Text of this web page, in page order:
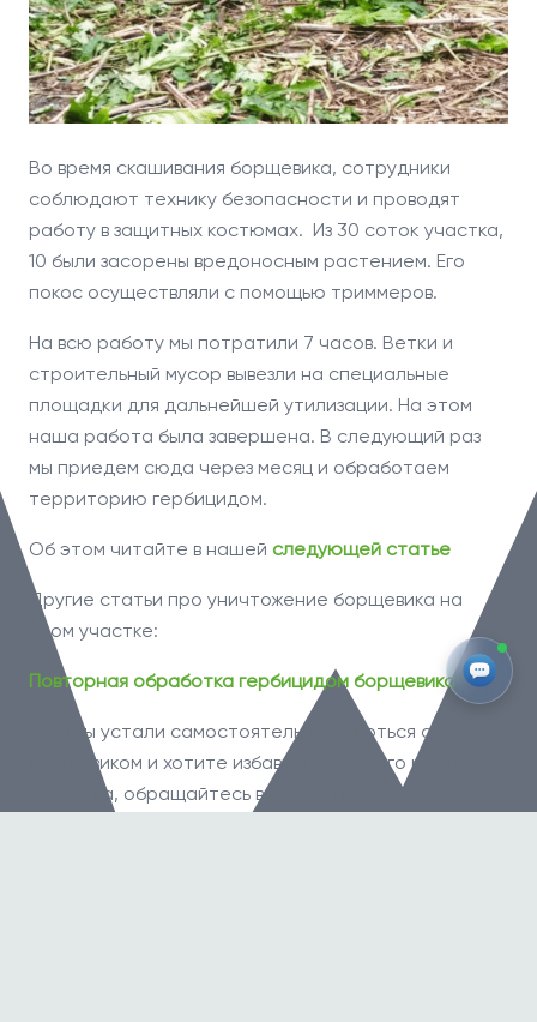
Во время скашивания борщевика, сотрудники
соблюдают технику безопасности и проводят
работу в защитных костюмах. Из 30 соток участка,
10 были засорены вредоносным растением. Его
покос осуществляли с помощью триммеров.
На всю работу мы потратили 7 часов. Ветки и
строительный мусор вывезли на специальные
площадки для дальнейшей утилизации. На этом
наша работа была завершена. В следующий раз
мы приедем сюда через месяц и обработаем
территорию гербицидом.
Об этом читайте в нашей следующей статье
Другие статьи про уничтожение борщевика на
этом участке:
Повторная обработка гербицидом борщевика
Если вы устали самостоятельно бороться с
борщевиком и хотите избавиться от него раз и
навсегда, обращайтесь в Покос Трава — мы